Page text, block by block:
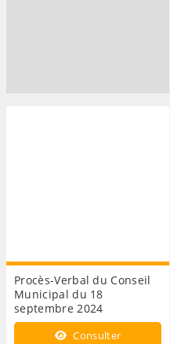
Procès-Verbal du Conseil
Municipal du 18
septembre 2024
Consulter